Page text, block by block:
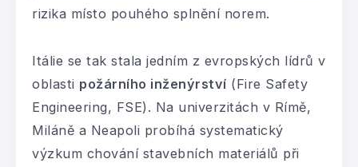
rizika místo pouhého splnění norem.
Itálie se tak stala jedním z evropských lídrů v
oblasti požárního inženýrství (Fire Safety
Engineering, FSE). Na univerzitách v Rímě,
Miláně a Neapoli probíhá systematický
výzkum chování stavebních materiálů při